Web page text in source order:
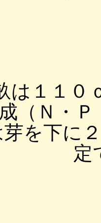
は１１０
（Ｎ・
芽を下に
定